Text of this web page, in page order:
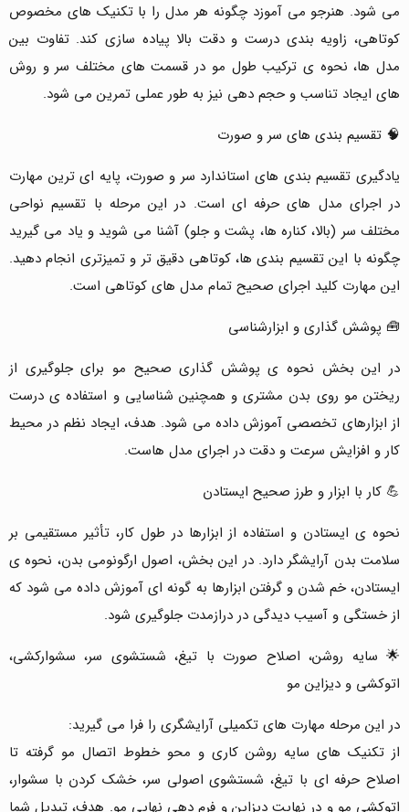
می شود. هنرجو می آموزد چگونه هر مدل را با تکنیک های مخصوص
کوتاهی، زاویه بندی درست و دقت بالا پیاده سازی کند. تفاوت بین
مدل ها، نحوه ی ترکیب طول مو در قسمت های مختلف سر و روش
های ایجاد تناسب و حجم دهی نیز به طور عملی تمرین می شود.
🧠 تقسیم بندی های سر و صورت
یادگیری تقسیم بندی های استاندارد سر و صورت، پایه ای ترین مهارت
در اجرای مدل های حرفه ای است. در این مرحله با تقسیم نواحی
مختلف سر (بالا، کناره ها، پشت و جلو) آشنا می شوید و یاد می گیرید
چگونه با این تقسیم بندی ها، کوتاهی دقیق تر و تمیزتری انجام دهید.
این مهارت کلید اجرای صحیح تمام مدل های کوتاهی است.
🧰 پوشش گذاری و ابزارشناسی
در این بخش نحوه ی پوشش گذاری صحیح مو برای جلوگیری از
ریختن مو روی بدن مشتری و همچنین شناسایی و استفاده ی درست
از ابزارهای تخصصی آموزش داده می شود. هدف، ایجاد نظم در محیط
کار و افزایش سرعت و دقت در اجرای مدل هاست.
💪 کار با ابزار و طرز صحیح ایستادن
نحوه ی ایستادن و استفاده از ابزارها در طول کار، تأثیر مستقیمی بر
سلامت بدن آرایشگر دارد. در این بخش، اصول ارگونومی بدن، نحوه ی
ایستادن، خم شدن و گرفتن ابزارها به گونه ای آموزش داده می شود که
از خستگی و آسیب دیدگی در درازمدت جلوگیری شود.
🌟 سایه روشن، اصلاح صورت با تیغ، شستشوی سر، سشوارکشی،
اتوکشی و دیزاین مو
در این مرحله مهارت های تکمیلی آرایشگری را فرا می گیرید:
از تکنیک های سایه روشن کاری و محو خطوط اتصال مو گرفته تا
اصلاح حرفه ای با تیغ، شستشوی اصولی سر، خشک کردن با سشوار،
اتوکشی مو و در نهایت دیزاین و فرم دهی نهایی مو. هدف، تبدیل شما